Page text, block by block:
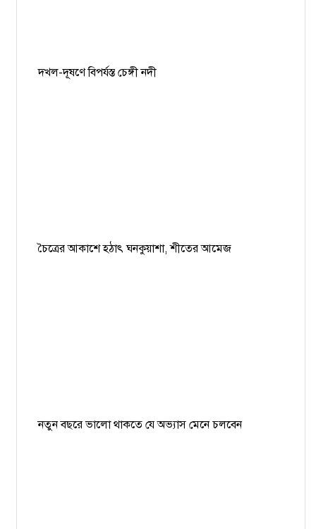
দখল-দূষণে বিপর্যস্ত চেঙ্গী নদী
চৈত্রের আকাশে হঠাৎ ঘনকুয়াশা, শীতের আমেজ
নতুন বছরে ভালো থাকতে যে অভ্যাস মেনে চলবেন